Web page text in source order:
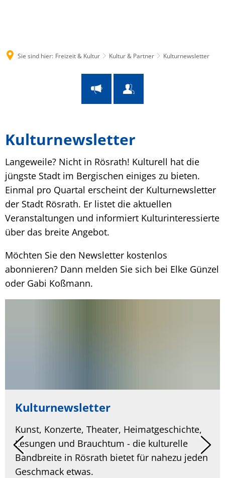
Sie sind hier: Freizeit & Kultur Kultur & Partner Kulturnewsletter
Kulturnewsletter
Kulturnewsletter
Langeweile? Nicht in Rösrath! Kulturell hat die
jüngste Stadt im Bergischen einiges zu bieten.
Einmal pro Quartal erscheint der Kulturnewsletter
der Stadt Rösrath. Er listet die aktuellen
Veranstaltungen und informiert Kulturinteressierte
über das breite Angebot.
Möchten Sie den Newsletter kostenlos
abonnieren? Dann melden Sie sich bei Elke Günzel
oder Gabi Koßmann.
Kulturnewsletter
Kunst, Konzerte, Theater, Heimatgeschichte,
Lesungen und Brauchtum - die kulturelle
Bandbreite in Rösrath bietet für nahezu jeden
Geschmack etwas.